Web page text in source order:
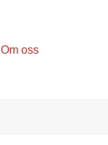
Om oss